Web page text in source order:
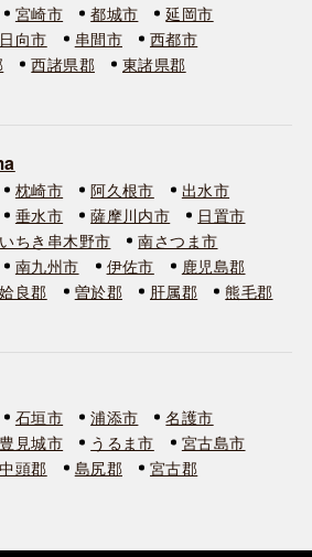
宮崎市 都城市
延岡市
日向市 串間市
西都市
西諸県郡
東諸県郡
枕崎市 阿久根市
出水市
垂水市 薩摩川内市
日置市
いちき串木野市
南さつま市
南九州市 伊佐市
鹿児島郡
姶良郡 曽於郡 肝属郡
熊毛郡
石垣市 浦添市
名護市
豊見城市 うるま市
宮古島市
中頭郡 島尻郡
宮古郡